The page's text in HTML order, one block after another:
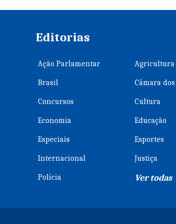
Editorias
Ação Parlamentar Agricultura
Brasil Câmara
Concursos Cultura
Economia Educação
Especiais Esportes
Internacional Justiça
Polícia Ver todas